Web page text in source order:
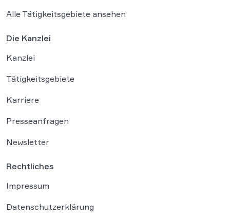
Alle Tätigkeitsgebiete ansehen
Die Kanzlei
Kanzlei
Tätigkeitsgebiete
Karriere
Presseanfragen
Newsletter
Rechtliches
Impressum
Datenschutzerklärung